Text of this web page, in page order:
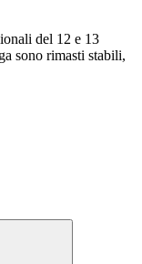
del 12 e 13
sono rimasti stabili,